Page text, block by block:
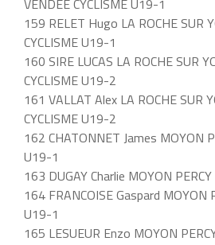
VENDEE CYCLISME U19-1
159 RELET Hugo LA ROCHE SUR
CYCLISME U19-1
160 SIRE LUCAS LA ROCHE SUR
CYCLISME U19-2
161 VALLAT Alex LA ROCHE SUR
CYCLISME U19-2
162 CHATONNET James MOYON
U19-1
163 DUGAY Charlie MOYON
164 FRANCOISE Gaspard MOYON
U19-1
165 LESUEUR Enzo MOYON